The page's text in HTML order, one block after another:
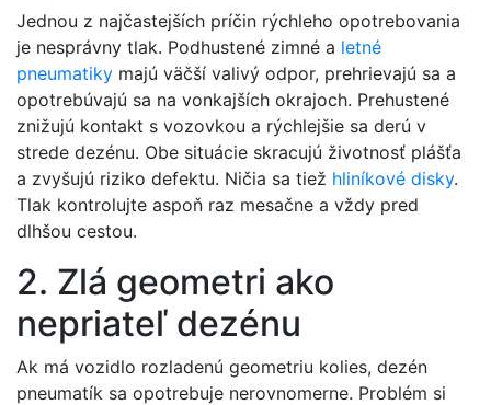
Jednou z najčastejších príčin rýchleho opotrebovania
je nesprávny tlak. Podhustené zimné a letné
pneumatiky majú väčší valivý odpor, prehrievajú sa a
opotrebúvajú sa na vonkajších okrajoch. Prehustené
znižujú kontakt s vozovkou a rýchlejšie sa derú v
strede dezénu. Obe situácie skracujú životnosť plášťa
a zvyšujú riziko defektu. Ničia sa tiež hliníkové disky.
Tlak kontrolujte aspoň raz mesačne a vždy pred
dlhšou cestou.
2. Zlá geometri ako
nepriateľ dezénu
Ak má vozidlo rozladenú geometriu kolies, dezén
pneumatík sa opotrebuje nerovnomerne. Problém si